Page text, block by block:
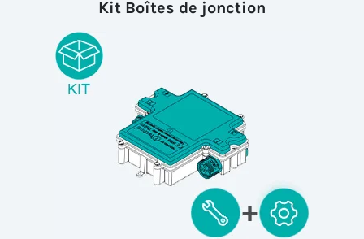
Kit Boîtes de jonction